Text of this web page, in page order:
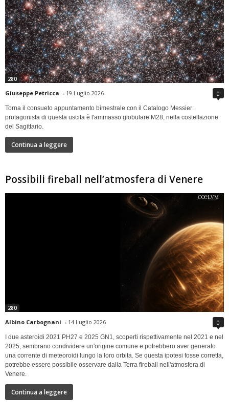
280
Giuseppe Petricca - 19 Luglio 2026 0
Torna il consueto appuntamento bimestrale con il Catalogo Messier:
protagonista di questa uscita è l'ammasso globulare M28, nella costellazione
del Sagittario.
Continua a leggere
Possibili fireball nell’atmosfera di Venere
280
Albino Carbognani - 14 Luglio 2026 0
I due asteroidi 2021 PH27 e 2025 GN1, scoperti rispettivamente nel 2021 e nel
2025, sembrano condividere un'origine comune e potrebbero aver generato
una corrente di meteoroidi lungo la loro orbita. Se questa ipotesi fosse corretta,
potrebbe essere possibile osservare dalla Terra fireball nell'atmosfera di
Venere.
Continua a leggere